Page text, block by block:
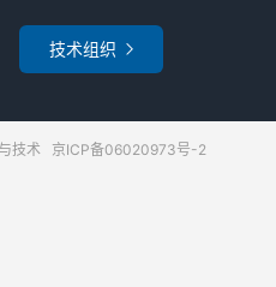
技术组织 
技术 京ICP备06020973号-2